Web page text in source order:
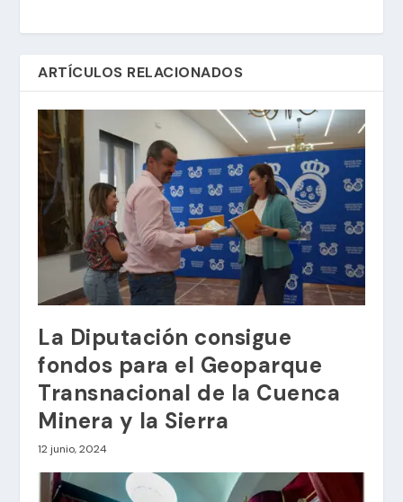
ARTÍCULOS RELACIONADOS
La Diputación consigue
fondos para el Geoparque
Transnacional de la Cuenca
Minera y la Sierra
12 junio, 2024